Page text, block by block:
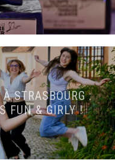
STRASBOURG :
FUN & GIRLY !